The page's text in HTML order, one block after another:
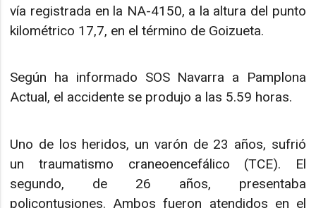
vía registrada en la NA-4150, a la altura del punto
kilométrico 17,7, en el término de Goizueta.
Según ha informado SOS Navarra a Pamplona
Actual, el accidente se produjo a las 5.59 horas.
Uno de los heridos, un varón de 23 años, sufrió
un traumatismo craneoencefálico (TCE). El
segundo, de 26 años, presentaba
policontusiones. Ambos fueron atendidos en el